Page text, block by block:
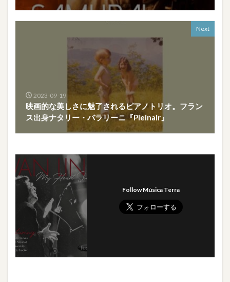
Next
2023-09-19
映画的な美しさに魅了されるピアノトリオ。フラン
ス出身ナタリー・バラリーニ『Pleinair』
Follow Música Terra